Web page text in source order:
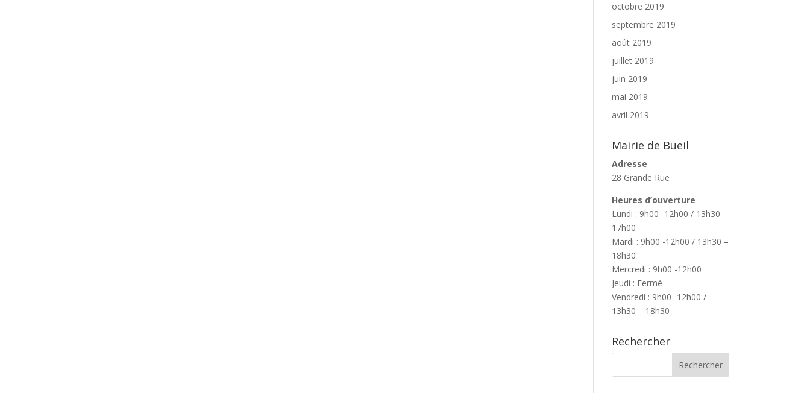
octobre 2019
septembre 2019
août 2019
juillet 2019
juin 2019
mai 2019
avril 2019
Mairie de Bueil
Adresse
28 Grande Rue
Heures d’ouverture
Lundi : 9h00 -12h00 / 13h30 –
17h00
Mardi : 9h00 -12h00 / 13h30 –
18h30
Mercredi : 9h00 -12h00
Jeudi : Fermé
Vendredi : 9h00 -12h00 /
13h30 – 18h30
Rechercher